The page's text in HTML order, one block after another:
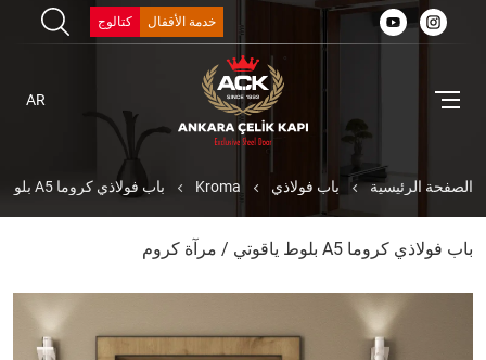
خدمة الأقفال كتالوج
AR
الصفحة الرئيسية باب فولاذي Kroma باب فولاذي كروما A5 بلوط ياقوتي / مرآة كروم
باب فولاذي كروما A5 بلوط ياقوتي / مرآة كروم